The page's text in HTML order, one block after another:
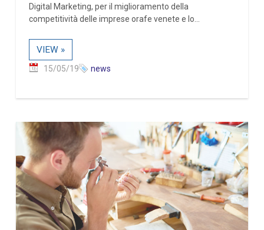
Digital Marketing, per il miglioramento della
competitività delle imprese orafe venete e lo...
VIEW »
15/05/19 news